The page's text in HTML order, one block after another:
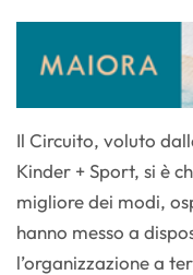
Il Circuito, voluto
Kinder + Sport, si è
migliore dei modi,
hanno messo a
l’organizzazione a